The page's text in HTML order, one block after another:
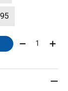
Menge: